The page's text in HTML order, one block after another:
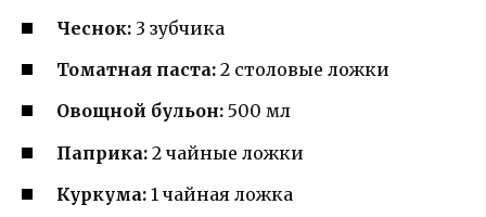
Чеснок: 3 зубчика
Томатная паста: 2 столовые ложки
Овощной бульон: 500 мл
Паприка: 2 чайные ложки
Куркума: 1 чайная ложка